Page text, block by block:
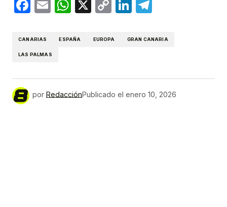
Facebook
EmailWhatsApp
X
CopyLinkedIn
CANARIAS ESPAÑA EUROPA GRAN CANARIA
LAS PALMAS
por RedacciónPublicado el enero 10, 2026